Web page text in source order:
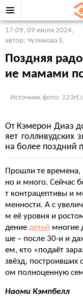
17:09, 09 июля 2024,
автор: Чуликова Е.
Поздняя
ие мамами
Источник фото:
От Кэмерон Диаз
яет голливудских
на более поздний
Прошли те времена,
но и много. Сейчас
т контрацептивы и
менности. А с
м её уровня и
дение детей многие
ше – после 30-и и
ем, кто «подаёт
звёзд, построивших
ом полноценную
Наоми Кэмпбелл